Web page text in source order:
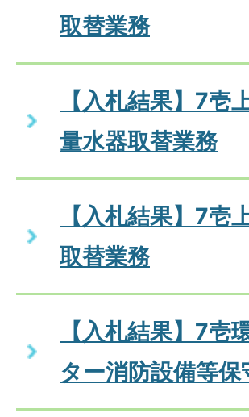
取替業務
【入札結果】7
量水器取替業務
【入札結果】7
取替業務
【入札結果】7
ター消防設備等保